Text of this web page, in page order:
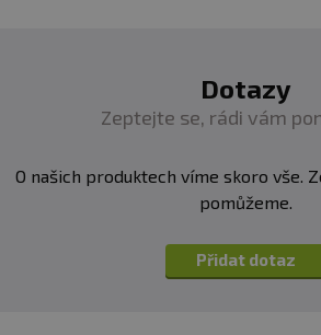
Dotazy
Zeptejte se, rádi vám
O našich produktech víme skoro vše.
pomůžeme.
Přidat dotaz